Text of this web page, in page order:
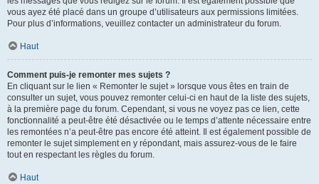
vous ayez été placé dans un groupe d’utilisateurs aux permissions limitées.
Pour plus d’informations, veuillez contacter un administrateur du forum.
Haut
Comment puis-je remonter mes sujets ?
En cliquant sur le lien « Remonter le sujet » lorsque vous êtes en train de
consulter un sujet, vous pouvez remonter celui-ci en haut de la liste des sujets,
à la première page du forum. Cependant, si vous ne voyez pas ce lien, cette
fonctionnalité a peut-être été désactivée ou le temps d’attente nécessaire entre
les remontées n’a peut-être pas encore été atteint. Il est également possible de
remonter le sujet simplement en y répondant, mais assurez-vous de le faire
tout en respectant les règles du forum.
Haut